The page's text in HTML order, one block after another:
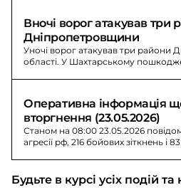
Вночі ворог атакував три
Дніпропетровщини
Уночі ворог атакував три райони
області. У Шахтарському
Оперативна інформація
вторгнення (23.05.2026)
Станом на 08:00 23.05.2026
агресії рф, 216 бойових зіткнень і
Будьте в курсі усіх подій